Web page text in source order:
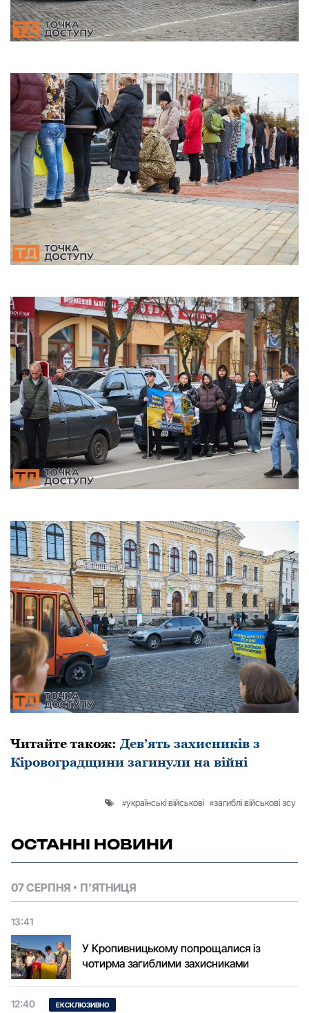
Читайте також: Дев’ять захисників з
Кіровоградщини загинули на війні
українські військові загиблі військові зсу
ОСТАННІ НОВИНИ
07 СЕРПНЯ П'ЯТНИЦЯ
13:41
У Кропивницькому попрощалися із
чотирма загиблими захисниками
12:40 ЕКСКЛЮЗИВНО